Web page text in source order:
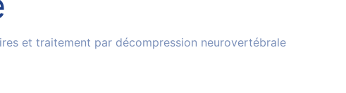
et traitement par décompression neurovertébrale